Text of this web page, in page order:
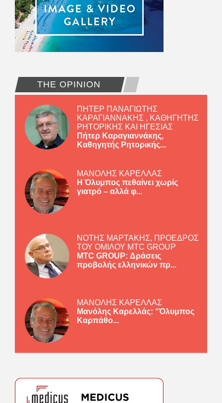
THE OPINION
ΠΗΤΕΡ ΠΑΝΑΓΙΩΤΗΣ
ΚΑΡΑΓΙΑΝΝΑΚΗΣ , ΚΑΘΗΓΗΤΗΣ
ΡΗΤΟΡΙΚΗΣ ΚΑΙ ΗΓΕΣΙΑΣ
Πήτερ Καραγιαννάκης,
Καθηγητής Ρητορικής...
ΜΑΝΟΛΗΣ ΚΑΡΕΛΛΑΣ
Η Όλυμπος πεθαίνει χωρίς
γιατρό – αλλά φ...
ΝΟΤΗΣ ΜΑΡΤΑΚΗΣ, ΠΡΟΕΔΡΟΣ
ΤΟΥ ΟΜΙΛΟΥ MTC GROUP
MTC GROUP: Δράσεις
προβολής ελληνικών πρ...
ΜΑΝΟΛΗΣ ΚΑΡΕΛΛΑΣ
Μανόλης Καρελλάς: “Όλυμπος
Καρπάθο...